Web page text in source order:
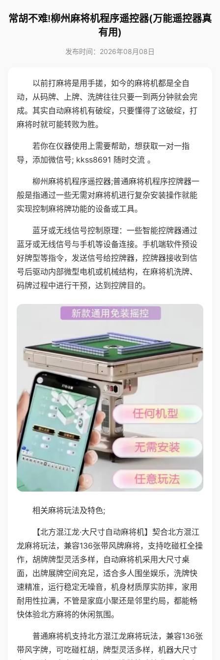
常胡不难!柳州麻将机程序遥控器(万能遥控器真
有用)
发布时间：2026年08月08日
以前打麻将是用手搓，如今的麻将机都是全自
动，从码牌、上牌、洗牌往往只要一到两分钟就会完
成。其实自动麻将机有破绽，只要懂得了这破绽，打
麻将时就可能转败为胜。
若你在仪器使用上需要帮助，想获取一对一指
导，添加微信号; kkss8691 随时交流 。
柳州麻将机程序遥控器;普通麻将机程序控牌器一
般是指通过一些无需对麻将机进行复杂安装操作就能
实现控制麻将牌功能的设备或工具。
蓝牙或无线信号控制原理：一些智能控牌器通过
蓝牙或无线信号与手机等设备连接。手机端软件预设
好牌型等指令，发送信号给控牌器，控牌器接收到信
号后驱动内部微型电机或机械结构，在麻将机洗牌、
码牌过程中进行干预，达到控牌目的。
相关麻将玩法及特色;
【北方混江龙·大尺寸自动麻将机】契合北方混江
龙麻将玩法，兼容136张带风牌麻将，支持吃碰杠全操
作，胡牌牌型灵活多样，自动麻将机采用大尺寸桌
面，出牌展牌空间充足，适合多人围坐娱乐，洗牌快
速精准，运行稳定无噪音，机身材质厚实防摔，家用
耐用性拉满，不管是家庭小聚还是邻里约局，都能畅
快体验北方麻将的休闲氛围。
普通麻将机支持北方混江龙麻将玩法，兼容136张
带风字牌，可吃碰杠胡，牌型灵活多样，机器大尺寸